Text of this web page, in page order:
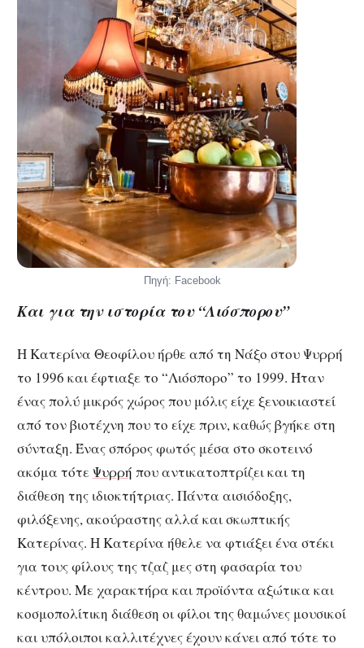
Πηγή: Facebook
Και για την ιστορία του “Λιόσπορου”
Η Κατερίνα Θεοφίλου ήρθε από τη Νάξο στου Ψυρρή
το 1996 και έφτιαξε το “Λιόσπορο” το 1999. Ήταν
ένας πολύ μικρός χώρος που μόλις είχε ξενοικιαστεί
από τον βιοτέχνη που το είχε πριν, καθώς βγήκε στη
σύνταξη. Ένας σπόρος φωτός μέσα στο σκοτεινό
ακόμα τότεΨυρρή που αντικατοπτρίζει και τη
διάθεση της ιδιοκτήτριας. Πάντα αισιόδοξης,
φιλόξενης, ακούραστης αλλά και σκωπτικής
Κατερίνας. Η Κατερίνα ήθελε να φτιάξει ένα στέκι
για τους φίλους της τζαζ μες στη φασαρία του
κέντρου. Με χαρακτήρα και προϊόντα αξώτικα και
κοσμοπολίτικη διάθεση οι φίλοι της θαμώνες μουσικοί
και υπόλοιποι καλλιτέχνες έχουν κάνει από τότε το